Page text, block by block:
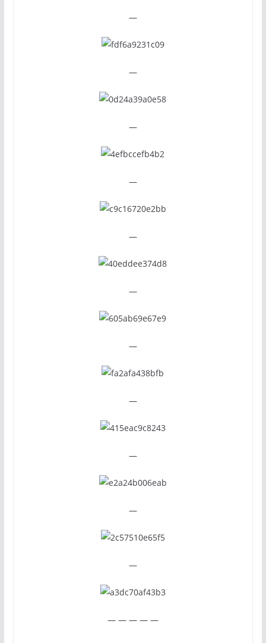
—
—
—
—
—
—
—
—
—
—
—
— — — — —